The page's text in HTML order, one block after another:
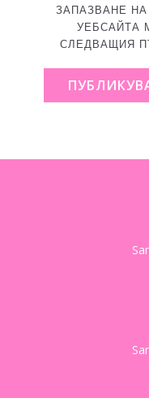
ЗАПАЗВАНЕ
УЕБСАЙТА
СЛЕДВАЩИЯ